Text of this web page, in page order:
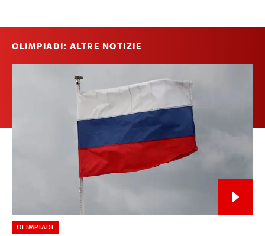
OLIMPIADI: ALTRE NOTIZIE
OLIMPIADI